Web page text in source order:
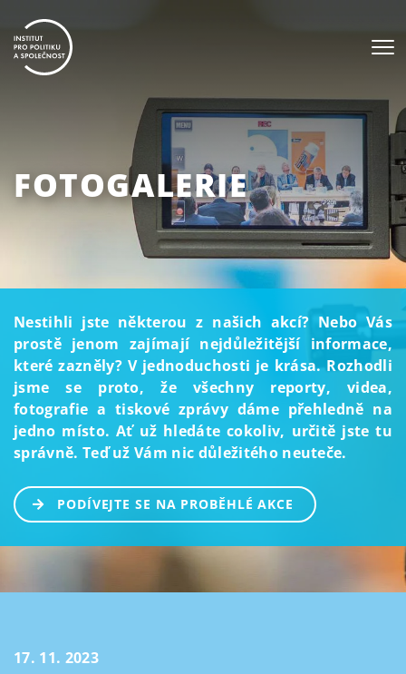
FOTOGALERIE
Nestihli jste některou z našich akcí? Nebo Vás
prostě jenom zajímají nejdůležitější informace,
které zazněly? V jednoduchosti je krása. Rozhodli
jsme se proto, že všechny reporty, videa,
fotografie a tiskové zprávy dáme přehledně na
jedno místo. Ať už hledáte cokoliv, určitě jste tu
správně. Teď už Vám nic důležitého neuteče.
PODÍVEJTE SE NA PROBĚHLÉ AKCE
17. 11. 2023